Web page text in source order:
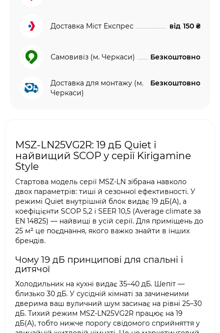
Доставка Міст Експрес від 150 ₴
Самовивіз (м. Черкаси) Безкоштовно
Доставка для монтажу (м.
Черкаси)
Безкоштовно
MSZ-LN25VG2R: 19 дБ Quiet і
найвищий SCOP у серії Kirigamine
Style
Стартова модель серії MSZ-LN зібрана навколо
двох параметрів: тиші й сезонної ефективності. У
режимі Quiet внутрішній блок видає 19 дБ(А), а
коефіцієнти SCOP 5,2 і SEER 10,5 (Average climate за
EN 14825) — найвищі в усій серії. Для приміщень до
25 м² це поєднання, якого важко знайти в інших
брендів.
Чому 19 дБ принципові для спальні і
дитячої
Холодильник на кухні видає 35–40 дБ. Шепіт —
близько 30 дБ. У сусідній кімнаті за зачиненими
дверима ваш вуличний шум засинає на рівні 25–30
дБ. Тихий режим MSZ-LN25VG2R працює на 19
дБ(А), тобто нижче порогу свідомого сприйняття у